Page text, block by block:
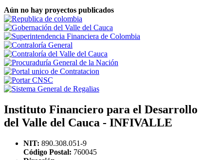
Aún no hay proyectos publicados
Instituto Financiero para el Desarrollo
del Valle del Cauca - INFIVALLE
NIT: 890.308.051-9
Código Postal: 760045